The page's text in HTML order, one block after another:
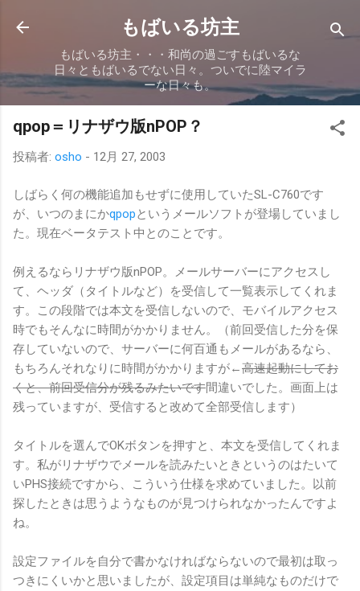
スキップしてメイン コンテンツに移動
もばいる坊主
もばいる坊主・・・和尚の過ごすもばいるな
日々ともばいるでない日々。ついでに陸マイラ
ーな日々も。
qpop＝リナザウ版nPOP？
投稿者: osho - 12月 27, 2003
しばらく何の機能追加もせずに使用していたSL-C760です
が、いつのまにかqpopというメールソフトが登場していまし
た。現在ベータテスト中とのことです。
例えるならリナザウ版nPOP。メールサーバーにアクセスし
て、ヘッダ（タイトルなど）を受信して一覧表示してくれま
す。この段階では本文を受信しないので、モバイルアクセス
時でもそんなに時間がかかりません。（前回受信した分を保
存していないので、サーバーに何百通もメールがあるなら、
もちろんそれなりに時間がかかりますが←高速起動にしてお
くと、前回受信分が残るみたいです間違いでした。画面上は
残っていますが、受信すると改めて全部受信します）
タイトルを選んでOKボタンを押すと、本文を受信してくれま
す。私がリナザウでメールを読みたいときというのはたいて
いPHS接続ですから、こういう仕様を求めていました。以前
探したときは思うようなものが見つけられなかったんですよ
ね。
設定ファイルを自分で書かなければならないので最初は取っ
つきにくいかと思いましたが、設定項目は単純なものだけで